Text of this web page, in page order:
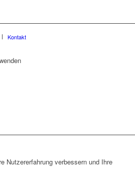
Kontakt
Nutzererfahrung verbessern und Ihre